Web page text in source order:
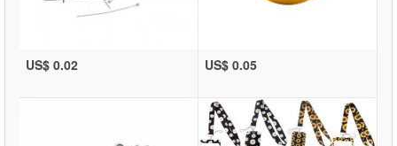
US$ 0.02 US$ 0.05